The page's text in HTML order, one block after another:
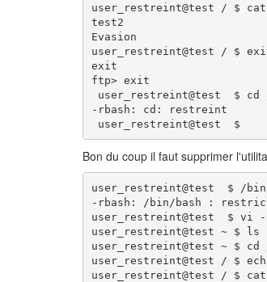
user_restreint@test / $ cat
test2
Evasion
user_restreint@test / $
exit
ftp> exit
user_restreint@test  $ cd
-rbash: cd: restreint
user_restreint@test  $
Bon du coup il faut supprimer
user_restreint@test  $ /
-rbash: /bin/bash :
user_restreint@test  $ vi
user_restreint@test ~ $ ls
user_restreint@test ~ $ cd
user_restreint@test / $
user_restreint@test / $ cat